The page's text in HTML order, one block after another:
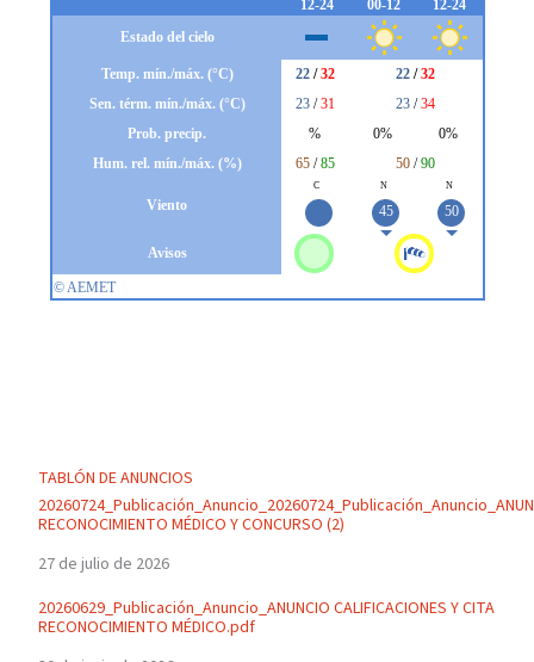
TABLÓN DE ANUNCIOS
RECONOCIMIENTO MÉDICO Y CONCURSO (2)
27 de julio de 2026
20260629_Publicación_Anuncio_ANUNCIO CALIFICACIONES Y CITA
RECONOCIMIENTO MÉDICO.pdf